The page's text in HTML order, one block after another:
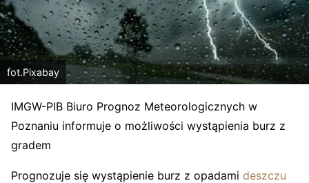
fot.Pixabay
IMGW-PIB Biuro Prognoz Meteorologicznych w
Poznaniu informuje o możliwości wystąpienia burz z
gradem
Prognozuje się wystąpienie burz z opadami deszczu